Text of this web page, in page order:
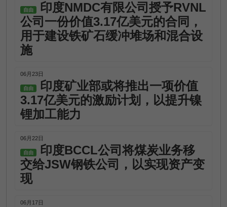
自由
印度NMDC有限公司授予RVNL
公司一份价值3.17亿美元的合同，
用于建设铁矿石缓冲堆场和混合设
施
06月23日
自由
印度矿业部或将推出一项价值
3.17亿美元的激励计划，以提升镍
锂加工能力
06月22日
自由
印度BCCL公司将煤炭业务移
交给JSW钢铁公司，以实现资产变
现
06月17日